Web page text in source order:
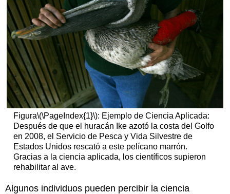
Figura\(\PageIndex{1}\): Ejemplo de Ciencia Aplicada:
Después de que el huracán Ike azotó la costa del Golfo
en 2008, el Servicio de Pesca y Vida Silvestre de
Estados Unidos rescató a este pelícano marrón.
Gracias a la ciencia aplicada, los científicos supieron
rehabilitar al ave.
Algunos individuos pueden percibir la ciencia